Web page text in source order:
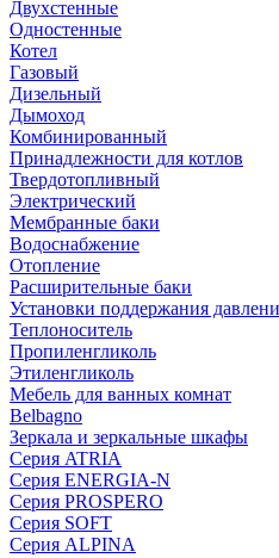
Двухстенные
Одностенные
Котел
Газовый
Дизельный
Дымоход
Комбинированный
Принадлежности для котлов
Твердотопливный
Электрический
Мембранные баки
Водоснабжение
Отопление
Расширительные баки
Установки поддержания
Теплоноситель
Пропиленгликоль
Этиленгликоль
Мебель для ванных комнат
Belbagno
Зеркала и зеркальные шкафы
Серия ATRIA
Серия ENERGIA-N
Серия PROSPERO
Серия SOFT
Серия ALPINA